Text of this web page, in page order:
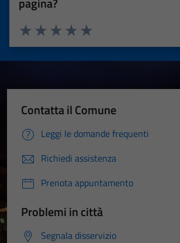
Valuta 5 stelle su 5
Valuta 4 stelle su 5
Valuta 3 stelle su 5
Valuta 2 stelle su 5
Valuta 1 stelle su 5
Contatta il Comune
Leggi le domande frequenti
Richiedi assistenza
Prenota appuntamento
Problemi in città
Segnala disservizio